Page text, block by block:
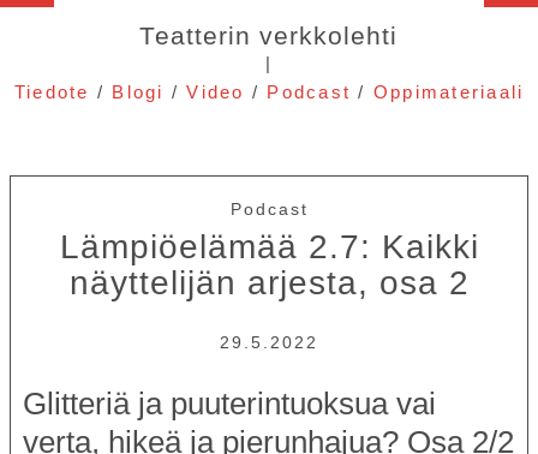
Teatterin verkkolehti
|
Tiedote / Blogi /Video / Podcast / Oppimateriaali
Podcast
Lämpiöelämää 2.7: Kaikki
näyttelijän arjesta, osa 2
29.5.2022
Glitteriä ja puuterintuoksua vai
verta, hikeä ja pierunhajua? Osa 2/2